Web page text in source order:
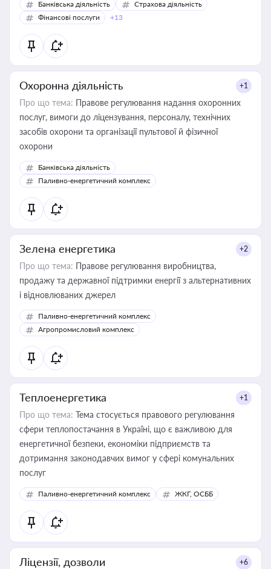
Банківська діяльність
Страхова діяльність
Фінансові послуги
+13
Охоронна діяльність +1
Про що тема: Правове регулювання надання охоронних
послуг, вимоги до ліцензування, персоналу, технічних
засобів охорони та організації пультової й фізичної
охорони
Банківська діяльність
Паливно-енергетичний комплекс
Зелена енергетика +2
Про що тема: Правове регулювання виробництва,
продажу та державної підтримки енергії з альтернативних
і відновлюваних джерел
Паливно-енергетичний комплекс
Агропромисловий комплекс
Теплоенергетика +1
Про що тема: Тема стосується правового регулювання
сфери теплопостачання в Україні, що є важливою для
енергетичної безпеки, економіки підприємств та
дотримання законодавчих вимог у сфері комунальних
послуг
Паливно-енергетичний комплекс ЖКГ, ОСББ
Ліцензії, дозволи +6